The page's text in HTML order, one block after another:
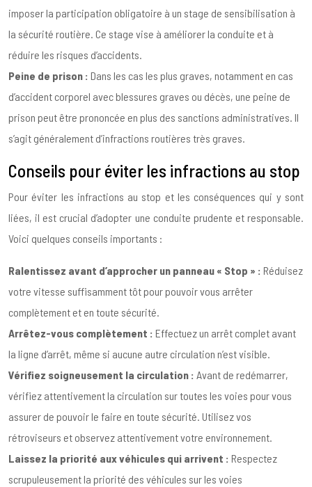
imposer la participation obligatoire à un stage de sensibilisation à
la sécurité routière. Ce stage vise à améliorer la conduite et à
réduire les risques d’accidents.
Peine de prison : Dans les cas les plus graves, notamment en cas
d’accident corporel avec blessures graves ou décès, une peine de
prison peut être prononcée en plus des sanctions administratives. Il
s’agit généralement d’infractions routières très graves.
Conseils pour éviter les infractions au stop
Pour éviter les infractions au stop et les conséquences qui y sont
liées, il est crucial d’adopter une conduite prudente et responsable.
Voici quelques conseils importants :
Ralentissez avant d’approcher un panneau « Stop » : Réduisez
votre vitesse suffisamment tôt pour pouvoir vous arrêter
complètement et en toute sécurité.
Arrêtez-vous complètement : Effectuez un arrêt complet avant
la ligne d’arrêt, même si aucune autre circulation n’est visible.
Vérifiez soigneusement la circulation : Avant de redémarrer,
vérifiez attentivement la circulation sur toutes les voies pour vous
assurer de pouvoir le faire en toute sécurité. Utilisez vos
rétroviseurs et observez attentivement votre environnement.
Laissez la priorité aux véhicules qui arrivent : Respectez
scrupuleusement la priorité des véhicules sur les voies